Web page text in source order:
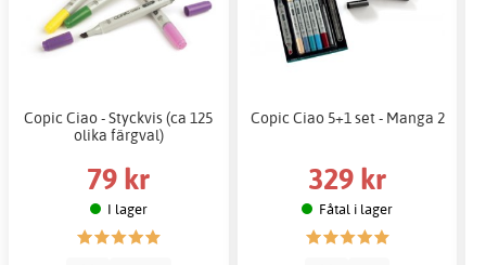
Copic Ciao - Styckvis (ca 125
olika färgval)
79 kr
I lager
Copic Ciao 5+1 set - Manga 2
329 kr
Fåtal i lager